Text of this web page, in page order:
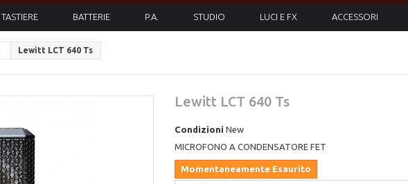
TASTIERE BATTERIE P.A. STUDIO LUCI E FX ACCESSORI
Lewitt LCT 640 Ts
Lewitt LCT 640 Ts
Condizioni New
MICROFONO A CONDENSATORE FET
Momentaneamente Esaurito